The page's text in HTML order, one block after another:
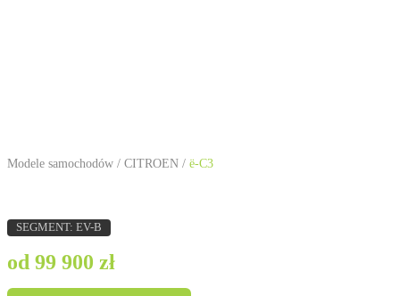
Modele samochodów / CITROEN / ë-C3
SEGMENT: EV-B
od 99 900 zł